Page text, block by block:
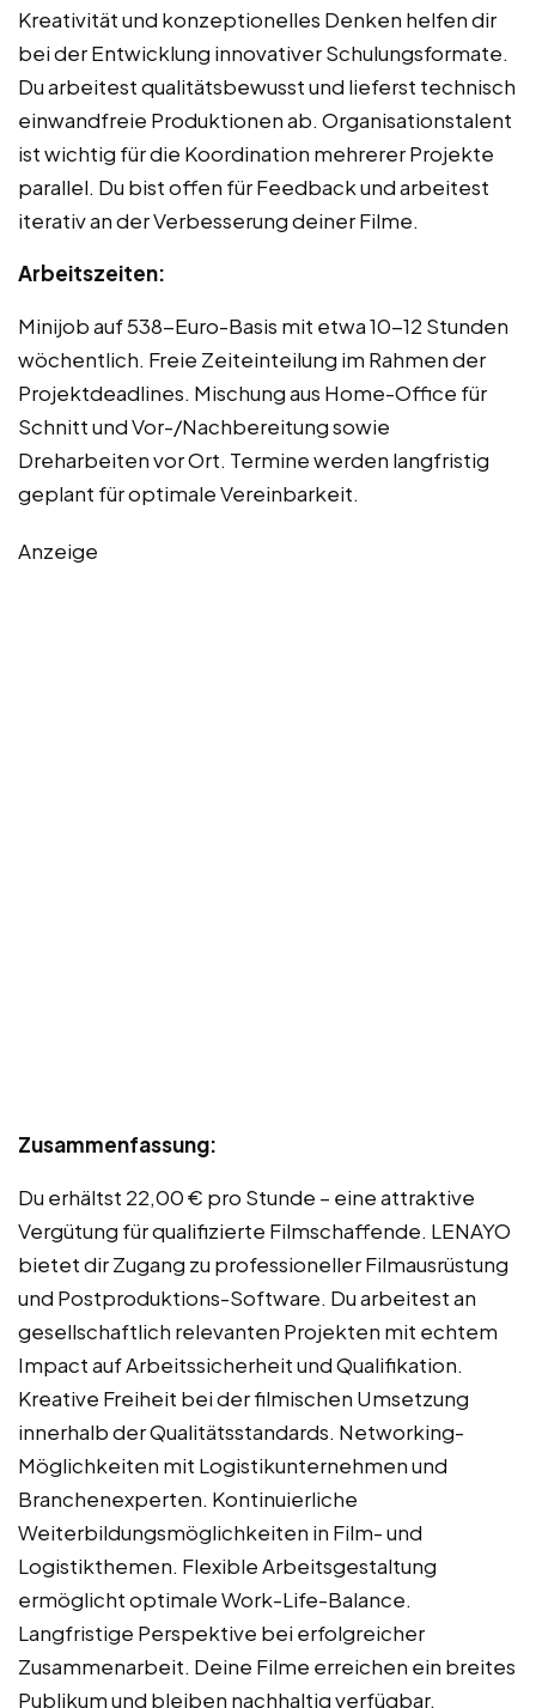
Kreativität und konzeptionelles Denken helfen dir
bei der Entwicklung innovativer Schulungsformate.
Du arbeitest qualitätsbewusst und lieferst technisch
einwandfreie Produktionen ab. Organisationstalent
ist wichtig für die Koordination mehrerer Projekte
parallel. Du bist offen für Feedback und arbeitest
iterativ an der Verbesserung deiner Filme.
Arbeitszeiten:
Minijob auf 538-Euro-Basis mit etwa 10-12 Stunden
wöchentlich. Freie Zeiteinteilung im Rahmen der
Projektdeadlines. Mischung aus Home-Office für
Schnitt und Vor-/Nachbereitung sowie
Dreharbeiten vor Ort. Termine werden langfristig
geplant für optimale Vereinbarkeit.
Anzeige
Zusammenfassung:
Du erhältst 22,00 € pro Stunde – eine attraktive
Vergütung für qualifizierte Filmschaffende. LENAYO
bietet dir Zugang zu professioneller Filmausrüstung
und Postproduktions-Software. Du arbeitest an
gesellschaftlich relevanten Projekten mit echtem
Impact auf Arbeitssicherheit und Qualifikation.
Kreative Freiheit bei der filmischen Umsetzung
innerhalb der Qualitätsstandards. Networking-
Möglichkeiten mit Logistikunternehmen und
Branchenexperten. Kontinuierliche
Weiterbildungsmöglichkeiten in Film- und
Logistikthemen. Flexible Arbeitsgestaltung
ermöglicht optimale Work-Life-Balance.
Langfristige Perspektive bei erfolgreicher
Zusammenarbeit. Deine Filme erreichen ein breites
Publikum und bleiben nachhaltig verfügbar.